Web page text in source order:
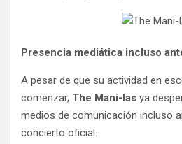
Presencia mediática incluso
A pesar de que su actividad en
comenzar, The Mani-las ya
medios de comunicación incluso
concierto oficial.